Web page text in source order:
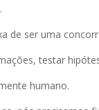
de ser uma
testar
humano.